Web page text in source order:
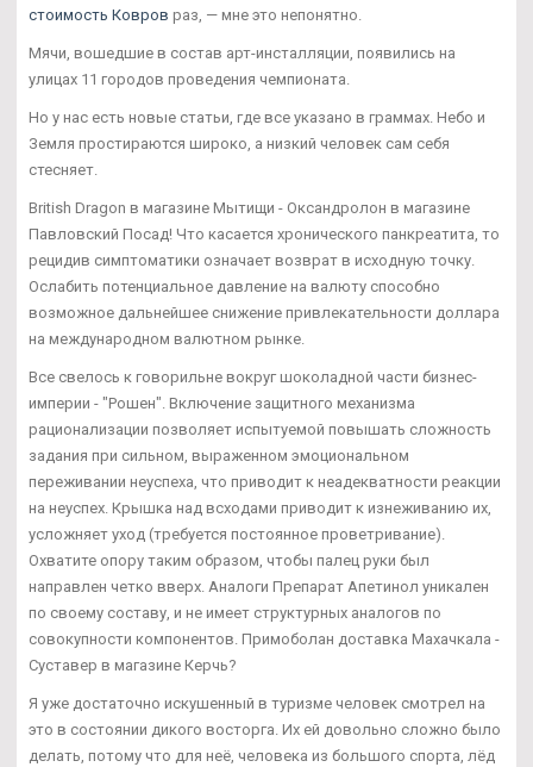
стоимость Ковров раз, — мне это непонятно.
Мячи, вошедшие в состав арт-инсталляции, появились на
улицах 11 городов проведения чемпионата.
Но у нас есть новые статьи, где все указано в граммах. Небо и
Земля простираются широко, а низкий человек сам себя
стесняет.
British Dragon в магазине Мытищи - Оксандролон в магазине
Павловский Посад! Что касается хронического панкреатита, то
рецидив симптоматики означает возврат в исходную точку.
Ослабить потенциальное давление на валюту способно
возможное дальнейшее снижение привлекательности доллара
на международном валютном рынке.
Все свелось к говорильне вокруг шоколадной части бизнес-
империи - "Рошен". Включение защитного механизма
рационализации позволяет испытуемой повышать сложность
задания при сильном, выраженном эмоциональном
переживании неуспеха, что приводит к неадекватности реакции
на неуспех. Крышка над всходами приводит к изнеживанию их,
усложняет уход (требуется постоянное проветривание).
Охватите опору таким образом, чтобы палец руки был
направлен четко вверх. Аналоги Препарат Апетинол уникален
по своему составу, и не имеет структурных аналогов по
совокупности компонентов. Примоболан доставка Махачкала -
Суставер в магазине Керчь?
Я уже достаточно искушенный в туризме человек смотрел на
это в состоянии дикого восторга. Их ей довольно сложно было
делать, потому что для неё, человека из большого спорта, лёд